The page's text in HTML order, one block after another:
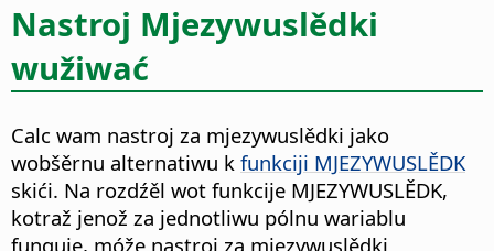
Nastroj Mjezywuslědki
wužiwać
Calc wam nastroj za mjezywuslědki jako
wobšěrnu alternatiwu k funkciji MJEZYWUSLĚDK
skići. Na rozdźěl wot funkcije MJEZYWUSLĚDK,
kotraž jenož za jednotliwu pólnu wariablu
funguje, móže nastroj za mjezywuslědki